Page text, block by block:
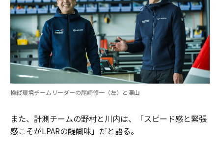
操縦環境チームリーダーの尾崎修一（左）と澤山
また、計測チームの野村と川内は、「スピード感と緊張
感こそがLPARの醍醐味」だと語る。